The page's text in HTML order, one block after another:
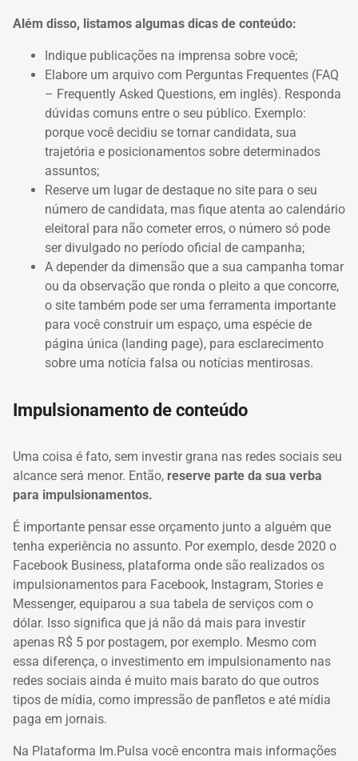
Além disso, listamos algumas dicas de conteúdo:
Indique publicações na imprensa sobre você;
Elabore um arquivo com Perguntas Frequentes (FAQ
– Frequently Asked Questions, em inglês). Responda
dúvidas comuns entre o seu público. Exemplo:
porque você decidiu se tornar candidata, sua
trajetória e posicionamentos sobre determinados
assuntos;
Reserve um lugar de destaque no site para o seu
número de candidata, mas fique atenta ao calendário
eleitoral para não cometer erros, o número só pode
ser divulgado no período oficial de campanha;
A depender da dimensão que a sua campanha tomar
ou da observação que ronda o pleito a que concorre,
o site também pode ser uma ferramenta importante
para você construir um espaço, uma espécie de
página única (landing page), para esclarecimento
sobre uma notícia falsa ou notícias mentirosas.
Impulsionamento de conteúdo
Uma coisa é fato, sem investir grana nas redes sociais seu
alcance será menor. Então, reserve parte da sua verba
para impulsionamentos.
É importante pensar esse orçamento junto a alguém que
tenha experiência no assunto. Por exemplo, desde 2020 o
Facebook Business, plataforma onde são realizados os
impulsionamentos para Facebook, Instagram, Stories e
Messenger, equiparou a sua tabela de serviços com o
dólar. Isso significa que já não dá mais para investir
apenas R$ 5 por postagem, por exemplo. Mesmo com
essa diferença, o investimento em impulsionamento nas
redes sociais ainda é muito mais barato do que outros
tipos de mídia, como impressão de panfletos e até mídia
paga em jornais.
Na Plataforma Im.Pulsa você encontra mais informações